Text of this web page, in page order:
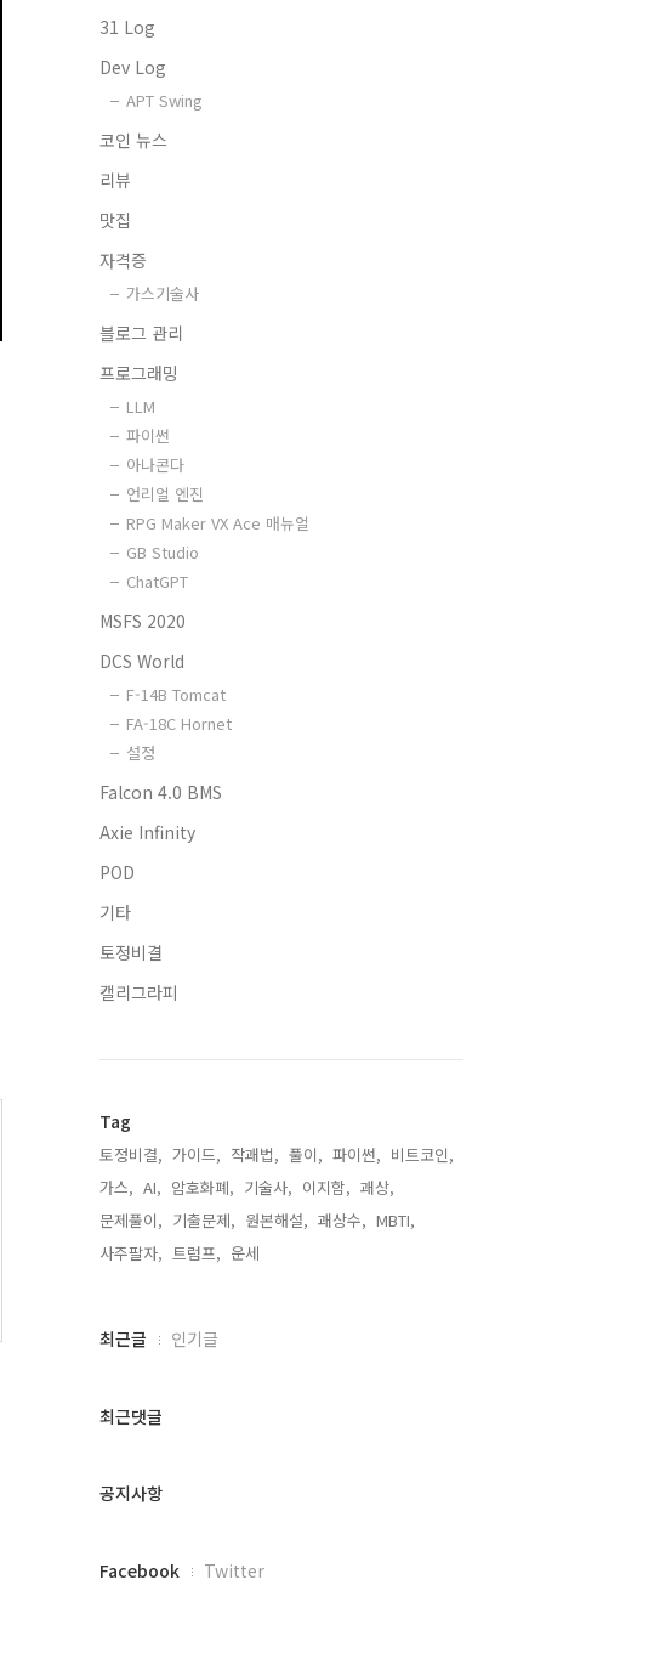
31 Log
Dev Log
APT Swing
코인 뉴스
리뷰
맛집
자격증
가스기술사
블로그 관리
프로그래밍
LLM
파이썬
아나콘다
언리얼 엔진
RPG Maker VX Ace 매뉴얼
GB Studio
ChatGPT
MSFS 2020
DCS World
F-14B Tomcat
FA-18C Hornet
설정
Falcon 4.0 BMS
Axie Infinity
POD
기타
토정비결
캘리그라피
Tag
토정비결, 가이드, 작괘법, 풀이, 파이썬, 비트코인,
가스, AI, 암호화폐, 기술사, 이지함, 괘상,
문제풀이, 기출문제, 원본해설, 괘상수, MBTI,
사주팔자, 트럼프, 운세,
최
과
글
최근글 인기글
최근댓글
공지사항
페
Facebook Twitter